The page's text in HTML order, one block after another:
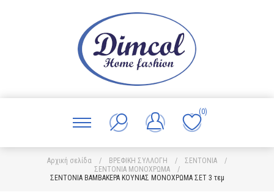
(0)
Αρχική σελίδα / ΒΡΕΦΙΚΗ ΣΥΛΛΟΓΗ / ΣΕΝΤΟΝΙΑ
/
ΣΕΝΤΟΝΙΑ ΜΟΝΟΧΡΩΜΑ
/
ΣΕΝΤΟΝΙΑ ΒΑΜΒΑΚΕΡΑ ΚΟΥΝΙΑΣ ΜΟΝΟΧΡΩΜΑ ΣΕΤ 3 τεμ